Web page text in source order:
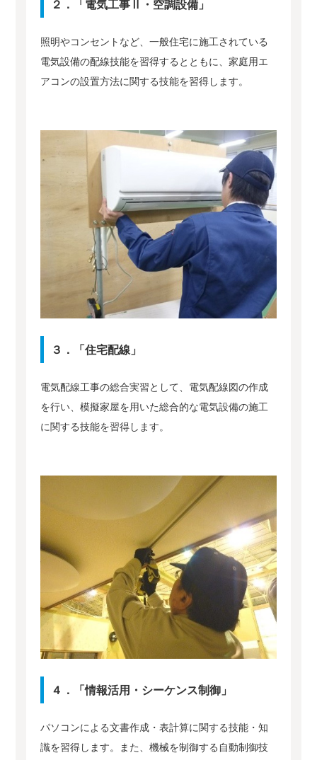
２．「電気工事Ⅱ・空調設備」
照明やコンセントなど、一般住宅に施工されている
電気設備の配線技能を習得するとともに、家庭用エ
アコンの設置方法に関する技能を習得します。
３．「住宅配線」
電気配線工事の総合実習として、電気配線図の作成
を行い、模擬家屋を用いた総合的な電気設備の施工
に関する技能を習得します。
４．「情報活用・シーケンス制御」
パソコンによる文書作成・表計算に関する技能・知
識を習得します。また、機械を制御する自動制御技